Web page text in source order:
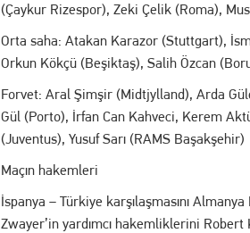
(Çaykur Rizespor), Zeki Çelik (Roma),
Orta saha: Atakan Karazor (Stuttgart),
Orkun Kökçü (Beşiktaş), Salih Özcan
Forvet: Aral Şimşir (Midtjylland), Arda
Gül (Porto), İrfan Can Kahveci, Kerem
(Juventus), Yusuf Sarı (RAMS Başakşehir)
Maçın hakemleri
İspanya – Türkiye karşılaşmasını
Zwayer’in yardımcı hakemliklerini